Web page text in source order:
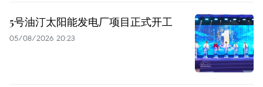
5号油汀太阳能发电厂项目正式开工
05/08/2026 20:23